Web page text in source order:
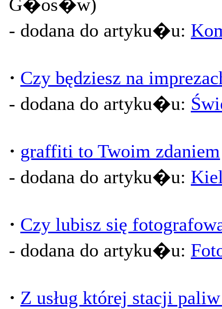
G�os�w)
- dodana do artyku�u:
· Czy będziesz na
- dodana do artyku�u:
· graffiti to Twoim zdaniem
- dodana do artyku�u:
· Czy lubisz się
- dodana do artyku�u:
· Z usług której stacji